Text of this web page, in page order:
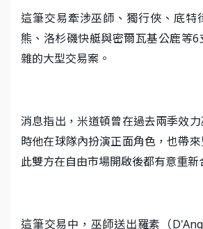
這筆交易牽涉巫師、獨行俠、底特
熊、洛杉磯快艇與密爾瓦基公鹿等
雜的大型交易案。
消息指出，米道頓曾在過去兩季效
時他在球隊內扮演正面角色，也帶
此雙方在自由市場開啟後都有意重新
這筆交易中，巫師送出羅素（